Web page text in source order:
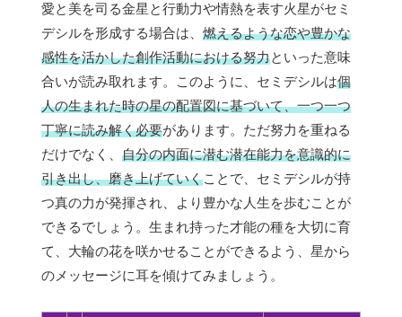
愛と美を司る金星と行動力や情熱を表す火星がセミ
デシルを形成する場合は、 燃えるような恋や豊かな
感性を活かした創作活動における努力といった意味
合いが読み取れます。このように、セミデシルは個
人の生まれた時の星の配置図に基づいて、一つ一つ
丁寧に読み解く必要があります。ただ努力を重ねる
だけでなく、 自分の内面に潜む潜在能力を意識的に
引き出し、磨き上げていくことで、セミデシルが持
つ真の力が発揮され、より豊かな人生を歩むことが
できるでしょう。生まれ持った才能の種を大切に育
て、大輪の花を咲かせることができるよう、星から
のメッセージに耳を傾けてみましょう。